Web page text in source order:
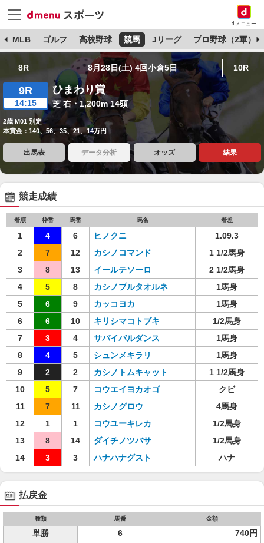
dメニュー
MLB ゴルフ 高校野球 競馬 Jリーグ プロ野球（2軍）
8R 8月28日(土) 4回小倉5日 10R
9R
14:15
ひまわり賞
芝 右・1,200m 14頭
2歳 M01 別定
本賞金：140、56、35、21、14万円
出馬表 データ分析 オッズ 結果
競走成績
着順 枠番 馬番 馬名 着差
1 4 6 ヒノクニ
1.09.3
2
7 12 カシノコマンド
1 1/2馬身
3
8 13 イールテソーロ
2 1/2馬身
4
5 8 カシノプルタオルネ
1馬身
5
6 9 カッコヨカ
1馬身
6
6 10 キリシマコトブキ
1/2馬身
7
3 4 サバイバルダンス
1馬身
8
4 5 シュンメキラリ
1馬身
9
2 2 カシノトムキャット
1 1/2馬身
10
5 7 コウエイヨカオゴ
クビ
11
7 11 カシノグロウ
4馬身
12
1 1 コウユーキレカ
1/2馬身
13
8 14 ダイチノツバサ
1/2馬身
14
3 3 ハナハナグスト ハナ
払戻金
種類 馬番 金額
単勝 6 740円